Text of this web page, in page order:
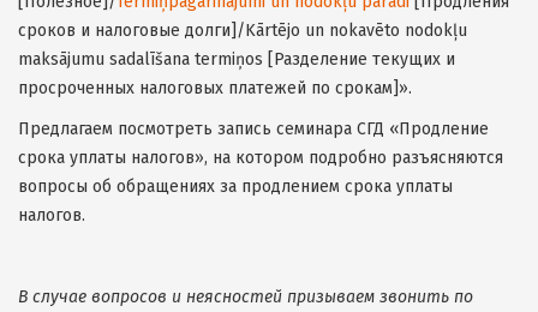
сроков и налоговые долги]/Kārtējo un nokavēto nodokļu
maksājumu sadalīšana termiņos [Разделение текущих и
просроченных налоговых платежей по срокам]».
Предлагаем посмотреть запись семинара СГД «Продление
срока уплаты налогов», на котором подробно разъясняются
вопросы об обращениях за продлением срока уплаты
налогов.
В случае вопросов и неясностей призываем звонить по